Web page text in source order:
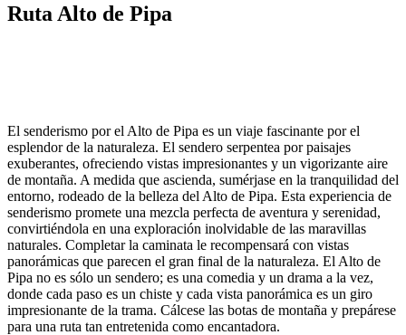
Ruta Alto de Pipa
El senderismo por el Alto de Pipa es un viaje fascinante por el
esplendor de la naturaleza. El sendero serpentea por paisajes
exuberantes, ofreciendo vistas impresionantes y un vigorizante aire
de montaña. A medida que ascienda, sumérjase en la tranquilidad del
entorno, rodeado de la belleza del Alto de Pipa. Esta experiencia de
senderismo promete una mezcla perfecta de aventura y serenidad,
convirtiéndola en una exploración inolvidable de las maravillas
naturales. Completar la caminata le recompensará con vistas
panorámicas que parecen el gran final de la naturaleza. El Alto de
Pipa no es sólo un sendero; es una comedia y un drama a la vez,
donde cada paso es un chiste y cada vista panorámica es un giro
impresionante de la trama. Cálcese las botas de montaña y prepárese
para una ruta tan entretenida como encantadora.